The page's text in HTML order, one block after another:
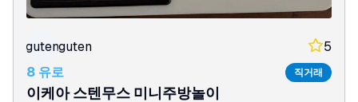
gutenguten
5
8 유로
직거래
이케아 스텐무스 미니주방놀이